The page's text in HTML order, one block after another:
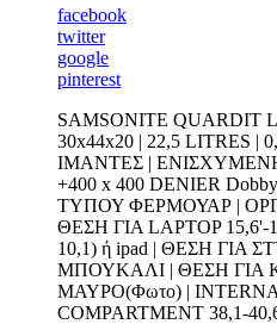
facebook
twitter
google
pinterest
SAMSONITE QUARDIT
30x44x20 | 22,5 LITRES
ΙΜΑΝΤΕΣ | ΕΝΙΣΧΥΜΕΝΗ
+400 x 400 DENIER
ΤΥΠΟΥ ΦΕΡΜΟΥΑΡ |
ΘΕΣΗ ΓΙΑ LAPTOP 15,6'-
10,1) ή ipad | ΘΕΣΗ ΓΙΑ
ΜΠΟΥΚΑΛΙ | ΘΕΣΗ ΓΙΑ
ΜΑΥΡΟ(Φωτο) |
COMPARTMENT 38,1-